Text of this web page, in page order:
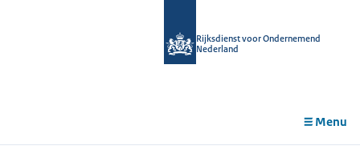
Rijksdienst voor Ondernemend
Nederland
Menu